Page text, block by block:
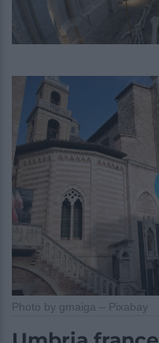
Photo by gmaiga – Pixabay